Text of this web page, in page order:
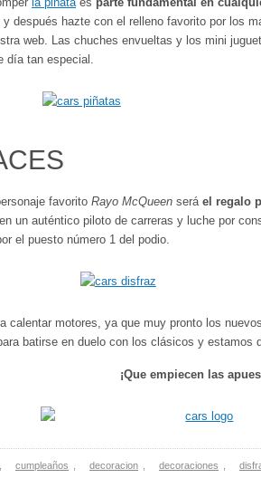
después hazte con el relleno favorito por los
web. Las chuches envueltas y los mini
día tan especial.
favorito Rayo McQueen será el regalo
un auténtico piloto de carreras y luche por
el puesto número 1 del podio.
calentar motores, ya que muy pronto los
batirse en duelo con los clásicos y estamos
¡Que empiecen las
cumpleaños decoracion decoraciones